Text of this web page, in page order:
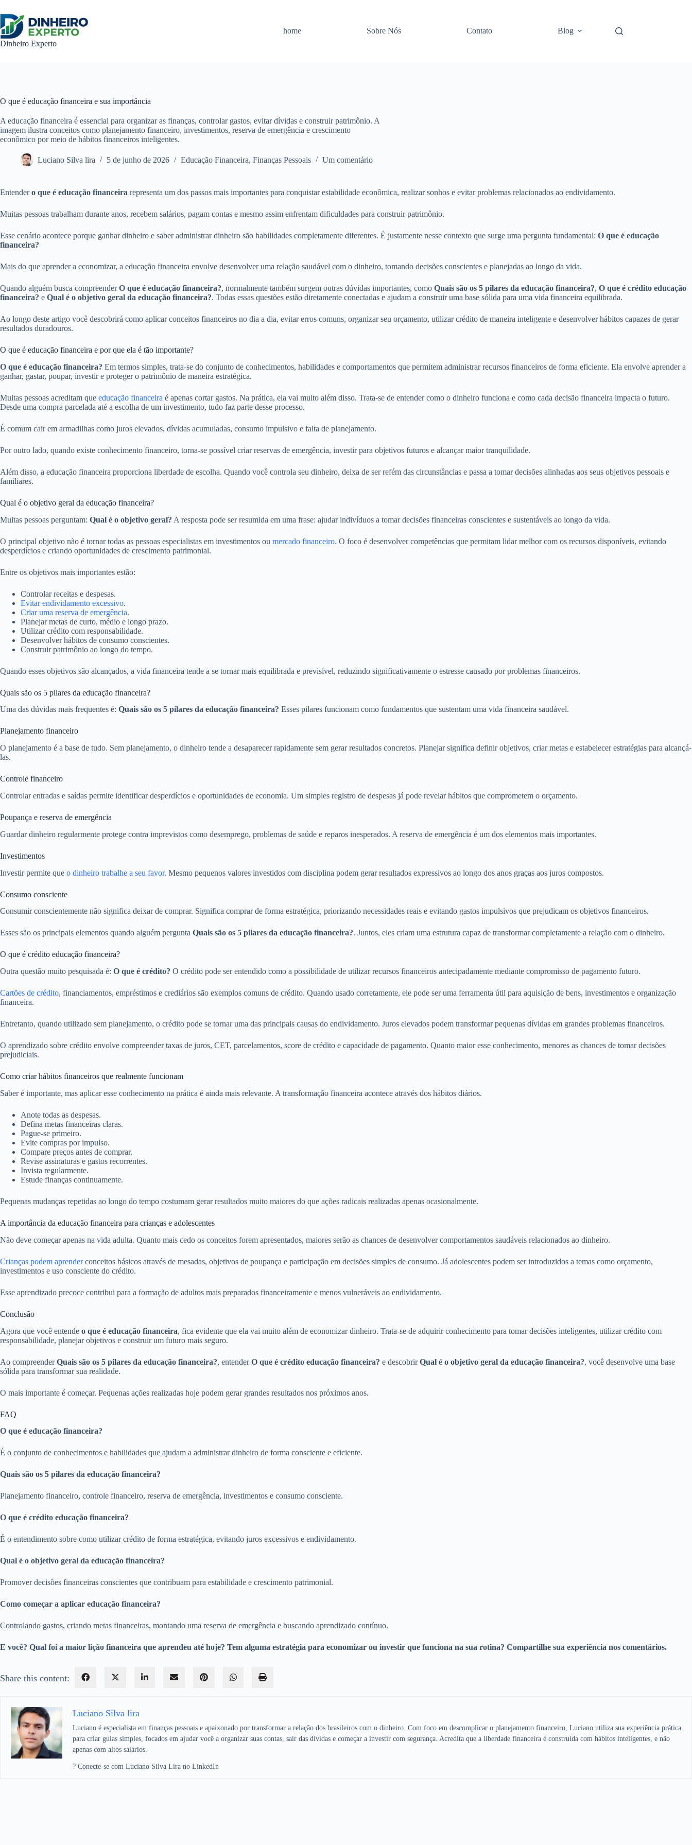
para
conteúdo
Dinheiro Experto
home Sobre Nós Contato Blog
O que é educação financeira e sua importância
A educação financeira é essencial para organizar as finanças, controlar gastos, evitar dívidas e construir patrimônio. A
imagem ilustra conceitos como planejamento financeiro, investimentos, reserva de emergência e crescimento
econômico por meio de hábitos financeiros inteligentes.
Luciano Silva lira 5 de junho de 2026 Educação Financeira, Finanças Pessoais Um comentário
Entendero que é educação financeira representa um dos passos mais importantes para conquistar estabilidade econômica, realizar sonhos e evitar problemas relacionados ao endividamento.
Muitas pessoas trabalham durante anos, recebem salários, pagam contas e mesmo assim enfrentam dificuldades para construir patrimônio.
Esse cenário acontece porque ganhar dinheiro e saber administrar dinheiro são habilidades completamente diferentes. É justamente nesse contexto que surge uma pergunta fundamental: O que é educação
financeira?
Mais do que aprender a economizar, a educação financeira envolve desenvolver uma relação saudável com o dinheiro, tomando decisões conscientes e planejadas ao longo da vida.
Quando alguém busca compreenderO que é educação financeira?, normalmente também surgem outras dúvidas importantes, como Quais são os 5 pilares da educação financeira?, O que é crédito educação
financeira? e Qual é o objetivo geral da educação financeira?. Todas essas questões estão diretamente conectadas e ajudam a construir uma base sólida para uma vida financeira equilibrada.
Ao longo deste artigo você descobrirá como aplicar conceitos financeiros no dia a dia, evitar erros comuns, organizar seu orçamento, utilizar crédito de maneira inteligente e desenvolver hábitos capazes de gerar
resultados duradouros.
O que é educação financeira e por que ela é tão importante?
O que é educação financeira? Em termos simples, trata-se do conjunto de conhecimentos, habilidades e comportamentos que permitem administrar recursos financeiros de forma eficiente. Ela envolve aprender a
ganhar, gastar, poupar, investir e proteger o patrimônio de maneira estratégica.
Muitas pessoas acreditam que educação financeira é apenas cortar gastos. Na prática, ela vai muito além disso. Trata-se de entender como o dinheiro funciona e como cada decisão financeira impacta o futuro.
Desde uma compra parcelada até a escolha de um investimento, tudo faz parte desse processo.
É comum cair em armadilhas como juros elevados, dívidas acumuladas, consumo impulsivo e falta de planejamento.
Por outro lado, quando existe conhecimento financeiro, torna-se possível criar reservas de emergência, investir para objetivos futuros e alcançar maior tranquilidade.
Além disso, a educação financeira proporciona liberdade de escolha. Quando você controla seu dinheiro, deixa de ser refém das circunstâncias e passa a tomar decisões alinhadas aos seus objetivos pessoais e
familiares.
Qual é o objetivo geral da educação financeira?
Muitas pessoas perguntam: Qual é o objetivo geral? A resposta pode ser resumida em uma frase: ajudar indivíduos a tomar decisões financeiras conscientes e sustentáveis ao longo da vida.
O principal objetivo não é tornar todas as pessoas especialistas em investimentos ou mercado financeiro. O foco é desenvolver competências que permitam lidar melhor com os recursos disponíveis, evitando
desperdícios e criando oportunidades de crescimento patrimonial.
Entre os objetivos mais importantes estão:
Controlar receitas e despesas.
Evitar endividamento excessivo.
Criar uma reserva de emergência.
Planejar metas de curto, médio e longo prazo.
Utilizar crédito com responsabilidade.
Desenvolver hábitos de consumo conscientes.
Construir patrimônio ao longo do tempo.
Quando esses objetivos são alcançados, a vida financeira tende a se tornar mais equilibrada e previsível, reduzindo significativamente o estresse causado por problemas financeiros.
Quais são os 5 pilares da educação financeira?
Uma das dúvidas mais frequentes é: Quais são os 5 pilares da educação financeira? Esses pilares funcionam como fundamentos que sustentam uma vida financeira saudável.
Planejamento financeiro
O planejamento é a base de tudo. Sem planejamento, o dinheiro tende a desaparecer rapidamente sem gerar resultados concretos. Planejar significa definir objetivos, criar metas e estabelecer estratégias para alcançá-
las.
Controle financeiro
Controlar entradas e saídas permite identificar desperdícios e oportunidades de economia. Um simples registro de despesas já pode revelar hábitos que comprometem o orçamento.
Poupança e reserva de emergência
Guardar dinheiro regularmente protege contra imprevistos como desemprego, problemas de saúde e reparos inesperados. A reserva de emergência é um dos elementos mais importantes.
Investimentos
Investir permite que o dinheiro trabalhe a seu favor. Mesmo pequenos valores investidos com disciplina podem gerar resultados expressivos ao longo dos anos graças aos juros compostos.
Consumo consciente
Consumir conscientemente não significa deixar de comprar. Significa comprar de forma estratégica, priorizando necessidades reais e evitando gastos impulsivos que prejudicam os objetivos financeiros.
Esses são os principais elementos quando alguém pergunta Quais são os 5 pilares da educação financeira?. Juntos, eles criam uma estrutura capaz de transformar completamente a relação com o dinheiro.
O que é crédito educação financeira?
Outra questão muito pesquisada é: O que é crédito? O crédito pode ser entendido como a possibilidade de utilizar recursos financeiros antecipadamente mediante compromisso de pagamento futuro.
Cartões de crédito, financiamentos, empréstimos e crediários são exemplos comuns de crédito. Quando usado corretamente, ele pode ser uma ferramenta útil para aquisição de bens, investimentos e organização
financeira.
Entretanto, quando utilizado sem planejamento, o crédito pode se tornar uma das principais causas do endividamento. Juros elevados podem transformar pequenas dívidas em grandes problemas financeiros.
O aprendizado sobre crédito envolve compreender taxas de juros, CET, parcelamentos, score de crédito e capacidade de pagamento. Quanto maior esse conhecimento, menores as chances de tomar decisões
prejudiciais.
Como criar hábitos financeiros que realmente funcionam
Saber é importante, mas aplicar esse conhecimento na prática é ainda mais relevante. A transformação financeira acontece através dos hábitos diários.
Anote todas as despesas.
Defina metas financeiras claras.
Pague-se primeiro.
Evite compras por impulso.
Compare preços antes de comprar.
Revise assinaturas e gastos recorrentes.
Invista regularmente.
Estude finanças continuamente.
Pequenas mudanças repetidas ao longo do tempo costumam gerar resultados muito maiores do que ações radicais realizadas apenas ocasionalmente.
A importância da educação financeira para crianças e adolescentes
Não deve começar apenas na vida adulta. Quanto mais cedo os conceitos forem apresentados, maiores serão as chances de desenvolver comportamentos saudáveis relacionados ao dinheiro.
Crianças podem aprenderconceitos básicos através de mesadas, objetivos de poupança e participação em decisões simples de consumo. Já adolescentes podem ser introduzidos a temas como orçamento,
investimentos e uso consciente do crédito.
Esse aprendizado precoce contribui para a formação de adultos mais preparados financeiramente e menos vulneráveis ao endividamento.
Conclusão
Agora que você entende o que é educação financeira, fica evidente que ela vai muito além de economizar dinheiro. Trata-se de adquirir conhecimento para tomar decisões inteligentes, utilizar crédito com
responsabilidade, planejar objetivos e construir um futuro mais seguro.
Ao compreenderQuais são os 5 pilares da educação financeira?, entenderO que é crédito educação financeira? e descobrirQual é o objetivo geral da educação financeira?, você desenvolve uma base
sólida para transformar sua realidade.
O mais importante é começar. Pequenas ações realizadas hoje podem gerar grandes resultados nos próximos anos.
FAQ
O que é educação financeira?
É o conjunto de conhecimentos e habilidades que ajudam a administrar dinheiro de forma consciente e eficiente.
Quais são os 5 pilares da educação financeira?
Planejamento financeiro, controle financeiro, reserva de emergência, investimentos e consumo consciente.
O que é crédito educação financeira?
É o entendimento sobre como utilizar crédito de forma estratégica, evitando juros excessivos e endividamento.
Qual é o objetivo geral da educação financeira?
Promover decisões financeiras conscientes que contribuam para estabilidade e crescimento patrimonial.
Como começar a aplicar educação financeira?
Controlando gastos, criando metas financeiras, montando uma reserva de emergência e buscando aprendizado contínuo.
E você? Qual foi a maior lição financeira que aprendeu até hoje? Tem alguma estratégia para economizar ou investir que funciona na sua rotina? Compartilhe sua experiência nos comentários.
Share this content:
Luciano Silva lira
Luciano é especialista em finanças pessoais e apaixonado por transformar a relação dos brasileiros com o dinheiro. Com foco em descomplicar o planejamento financeiro, Luciano utiliza sua experiência prática
para criar guias simples, focados em ajudar você a organizar suas contas, sair das dívidas e começar a investir com segurança. Acredita que a liberdade financeira é construída com hábitos inteligentes, e não
apenas com altos salários.
? Conecte-se com Luciano Silva Lira no LinkedIn